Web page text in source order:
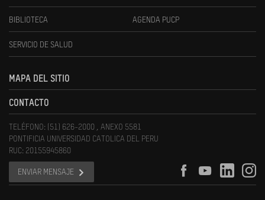
BIBLIOTECA AGENDA PUCP
SERVICIO DE SALUD
MAPA DEL SITIO
CONTACTO
TELÉFONO: (51) 626-2000 , ANEXO 5581
PONTIFICIA UNIVERSIDAD CATOLICA DEL PERU
RUC: 20155945860
ENVIAR MENSAJE